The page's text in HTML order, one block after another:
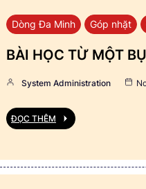
Dòng Đa Minh Góp nhặt
BÀI HỌC TỪ MỘT
System Administration
ĐỌC THÊM